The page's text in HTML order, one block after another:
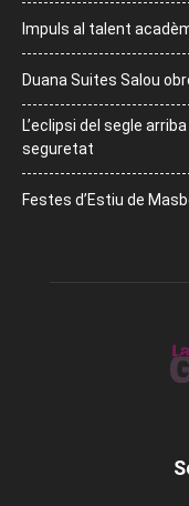
Impuls al talent
Duana Suites Salou
L’eclipsi del segle
seguretat
Festes d’Estiu de